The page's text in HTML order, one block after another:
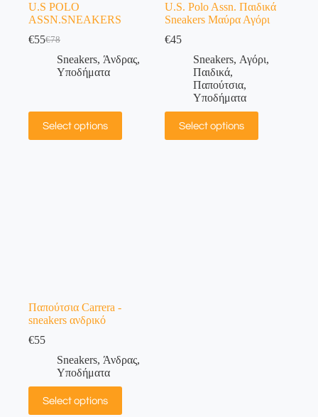
U.S POLO
ASSN.SNEAKERS
€78
€55
Sneakers, Άνδρας,
Υποδήματα
Select options
U.S. Polo Assn. Παιδικά
Sneakers Μαύρα Αγόρι
€45
Sneakers, Αγόρι,
Παιδικά,
Παπούτσια,
Υποδήματα
Select options
Παπούτσια Carrera -
sneakers ανδρικό
€55
Sneakers, Άνδρας,
Υποδήματα
Select options